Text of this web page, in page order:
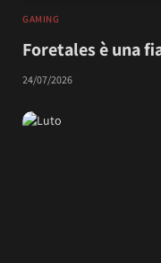
GAMING
Foretales è una
24/07/2026